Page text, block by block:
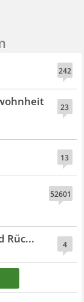
242
23
13
52601
4
Rüc...